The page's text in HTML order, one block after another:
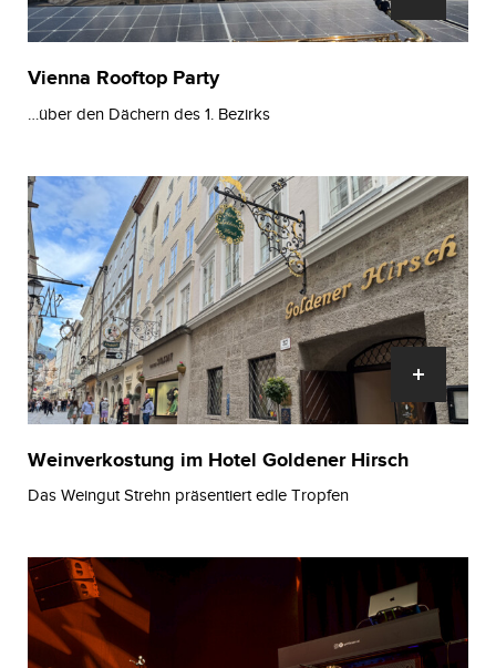
Vienna Rooftop Party
…über den Dächern des 1. Bezirks
Weinverkostung im Hotel Goldener Hirsch
Das Weingut Strehn präsentiert edle Tropfen